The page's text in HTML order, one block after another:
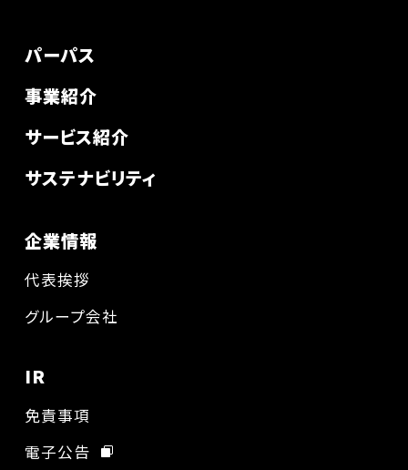
パーパス
事業紹介
サービス紹介
サステナビリティ
企業情報
代表挨拶
グループ会社
IR
免責事項
電子公告